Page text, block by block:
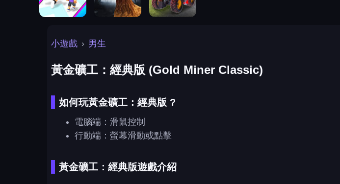
小遊戲 › 男生
黃金礦工：經典版 (Gold Miner Classic)
如何玩黃金礦工：經典版 ?
電腦端：滑鼠控制
行動端：螢幕滑動或點擊
黃金礦工：經典版遊戲介紹